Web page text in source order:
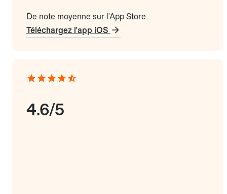
De note moyenne sur l'App Store
Téléchargez l'app iOS
4.6/5